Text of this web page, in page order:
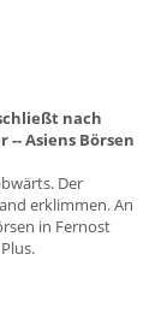
nach
-- Asiens Börsen
Der
erklimmen. An
in Fernost